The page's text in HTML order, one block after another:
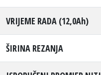
VRIJEME RADA (12,0Ah)
ŠIRINA REZANJA